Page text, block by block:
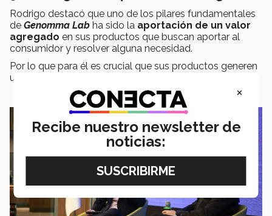
Rodrigo destacó que uno de los pilares fundamentales
de Genomma Lab ha sido la aportación de un valor
agregado en sus productos que buscan aportar al
consumidor y resolver alguna necesidad.
Por lo que para él es crucial que sus productos generen
un
×
Recibe nuestro newsletter de
noticias: